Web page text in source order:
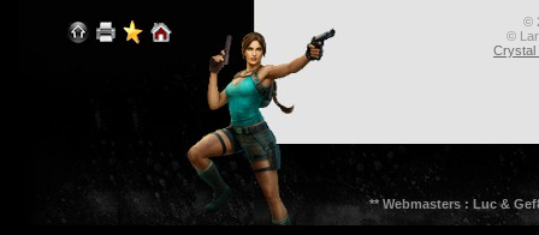
©
©
Crystal
** Webmasters : Luc &